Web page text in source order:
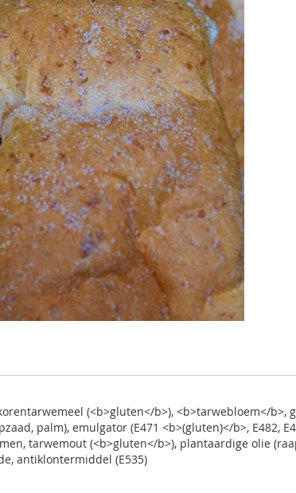
(<b>gluten</b>), <b>tarwebloem</b>,
palm), emulgator (E471 <b>(gluten)</b>, E482,
tarwemout (<b>gluten</b>), plantaardige olie
antiklontermiddel (E535)